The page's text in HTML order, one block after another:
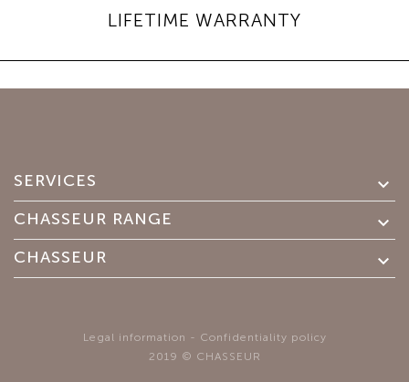
LIFETIME WARRANTY
SERVICES 
CHASSEUR RANGE 
CHASSEUR 
Legal information - Confidentiality policy
2019 © CHASSEUR